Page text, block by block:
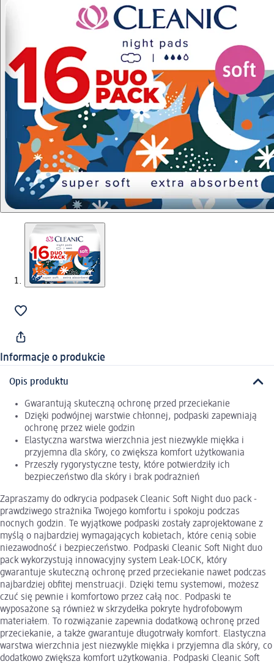
Informacje o produkcie
Opis produktu
Gwarantują skuteczną ochronę przed przeciekanie
Dzięki podwójnej warstwie chłonnej, podpaski zapewniają
ochronę przez wiele godzin
Elastyczna warstwa wierzchnia jest niezwykle miękka i
przyjemna dla skóry, co zwiększa komfort użytkowania
Przeszły rygorystyczne testy, które potwierdziły ich
bezpieczeństwo dla skóry i brak podrażnień
Zapraszamy do odkrycia podpasek Cleanic Soft Night duo pack -
prawdziwego strażnika Twojego komfortu i spokoju podczas
nocnych godzin. Te wyjątkowe podpaski zostały zaprojektowane z
myślą o najbardziej wymagających kobietach, które cenią sobie
niezawodność i bezpieczeństwo. Podpaski Cleanic Soft Night duo
pack wykorzystują innowacyjny system Leak-LOCK, który
gwarantuje skuteczną ochronę przed przeciekanie nawet podczas
najbardziej obfitej menstruacji. Dzięki temu systemowi, możesz
czuć się pewnie i komfortowo przez całą noc. Podpaski te
wyposażone są również w skrzydełka pokryte hydrofobowym
materiałem. To rozwiązanie zapewnia dodatkową ochronę przed
przeciekanie, a także gwarantuje długotrwały komfort. Elastyczna
warstwa wierzchnia jest niezwykle miękka i przyjemna dla skóry, co
dodatkowo zwiększa komfort użytkowania. Podpaski Cleanic Soft